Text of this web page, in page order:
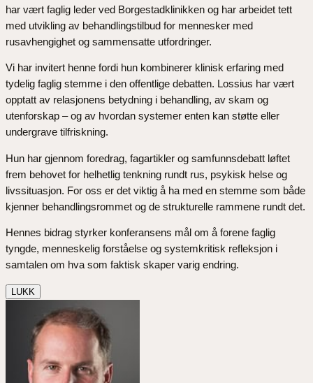
har vært faglig leder ved Borgestadklinikken og har arbeidet tett
med utvikling av behandlingstilbud for mennesker med
rusavhengighet og sammensatte utfordringer.
Vi har invitert henne fordi hun kombinerer klinisk erfaring med
tydelig faglig stemme i den offentlige debatten. Lossius har vært
opptatt av relasjonens betydning i behandling, av skam og
utenforskap – og av hvordan systemer enten kan støtte eller
undergrave tilfriskning.
Hun har gjennom foredrag, fagartikler og samfunnsdebatt løftet
frem behovet for helhetlig tenkning rundt rus, psykisk helse og
livssituasjon. For oss er det viktig å ha med en stemme som både
kjenner behandlingsrommet og de strukturelle rammene rundt det.
Hennes bidrag styrker konferansens mål om å forene faglig
tyngde, menneskelig forståelse og systemkritisk refleksjon i
samtalen om hva som faktisk skaper varig endring.
LUKK